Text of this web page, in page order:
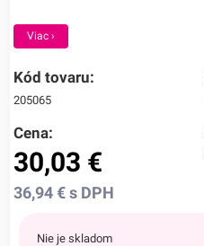
Viac ›
Kód tovaru:
205065
Cena:
30,03 €
36,94€ s DPH
Nie je skladom